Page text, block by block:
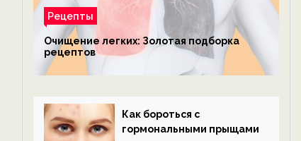
Рецепты
Очищение легких: Золотая подборка
рецептов
Как бороться с
гормональными прыщами